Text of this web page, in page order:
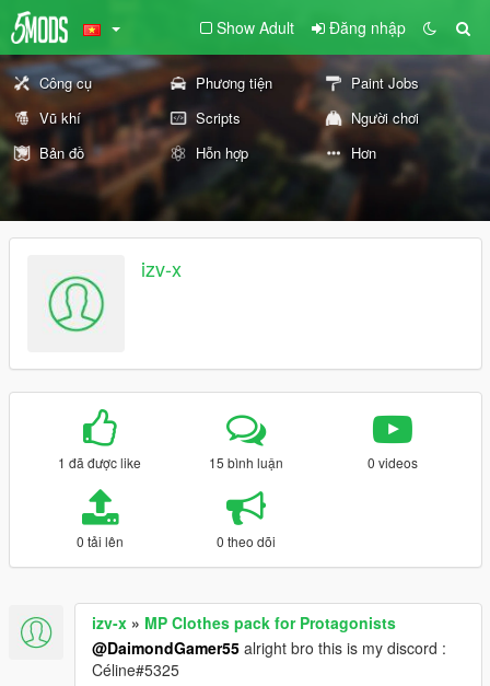
Show Adult Đăng nhập
Công cụ Phương tiện
Paint Jobs
Vũ khí
Scripts
Người chơi
Bản đồ
Hỗn hợp Hơn
izv-x
1 đã được like 15 bình luận 0 videos
0 tải lên 0 theo dõi
izv-x » MP Clothes pack for Protagonists
@DaimondGamer55 alright bro this is my discord :
Céline#5325